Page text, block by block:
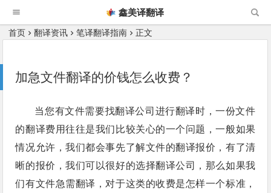
鑫美译翻译
首页 翻译资讯 笔译翻译指南 正文
加急文件翻译的价钱怎么收费？
当您有文件需要找翻译公司进行翻译时，一份文件
的翻译费用往往是我们比较关心的一个问题，一般如果
情况允许，我们都会事先了解文件的翻译报价，有了清
晰的报价，我们可以很好的选择翻译公司，那么如果我
们有文件急需翻译，对于这类的收费是怎样一个标准，